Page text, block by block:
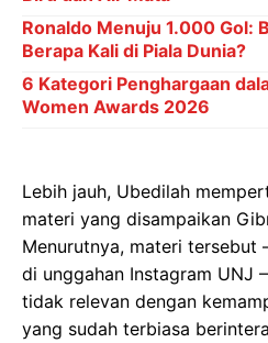
Ronaldo Menuju 1.000 Gol:
Berapa Kali di Piala Dunia?
6 Kategori Penghargaan
Women Awards 2026
Lebih jauh, Ubedilah
materi yang disampaikan
Menurutnya, materi
di unggahan Instagram UNJ
tidak relevan dengan
yang sudah terbiasa